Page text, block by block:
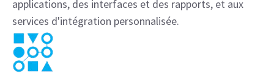
applications, des interfaces et des rapports, et aux
services d'intégration personnalisée.